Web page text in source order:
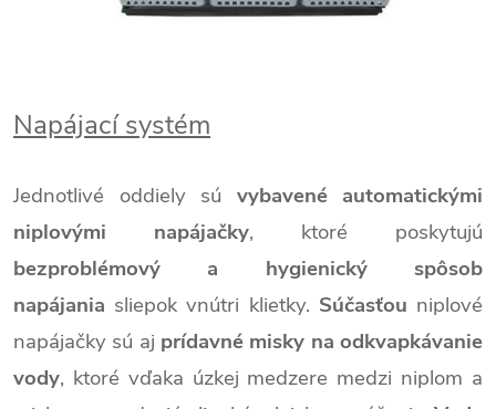
Napájací systém
Jednotlivé oddiely sú vybavené automatickými
niplovými napájačky, ktoré poskytujú
bezproblémový a hygienický spôsob
napájania sliepok vnútri klietky. Súčasťou niplové
napájačky sú aj prídavné misky na odkvapkávanie
vody, ktoré vďaka úzkej medzere medzi niplom a